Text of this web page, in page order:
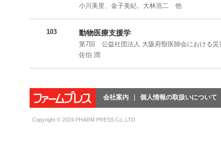
小川美里、金子美紀、大林浩二 他
103 動物医療支援学
第7回 公益社団法人 大阪府獣医師会における災
佐伯 潤
会社案内 個人情報の取扱いについて
Copyright © 2024 PHARM PRESS Co.,LTD.